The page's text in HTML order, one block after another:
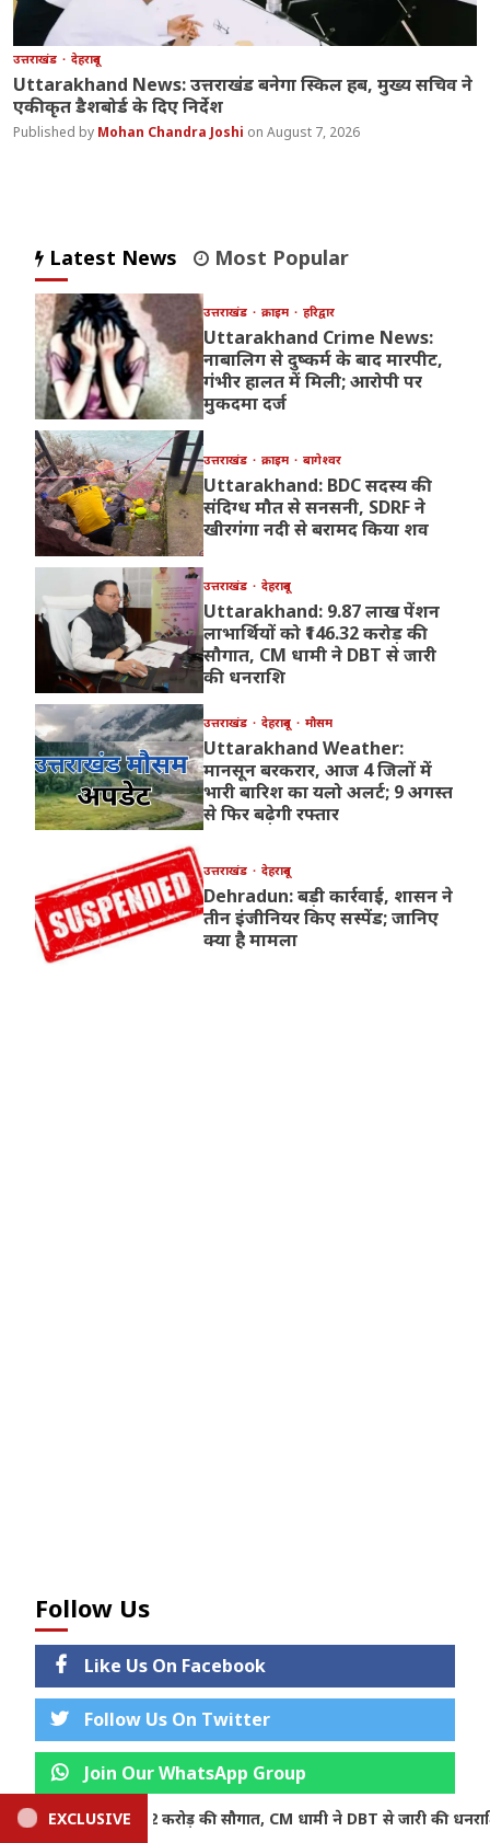
उत्तराखंड देहरादून
Uttarakhand News: उत्तराखंड बनेगा स्किल हब, मुख्य सचिव ने
एकीकृत डैशबोर्ड के दिए निर्देश
Mohan Chandra Joshi August 7, 2026
Latest News Most Popular
उत्तराखंड क्राइम हरिद्वार
Uttarakhand Crime News:
नाबालिग से दुष्कर्म के बाद मारपीट,
गंभीर हालत में मिली; आरोपी पर
मुकदमा दर्ज
उत्तराखंड क्राइम बागेश्वर
Uttarakhand: BDC सदस्य की
संदिग्ध मौत से सनसनी, SDRF ने
खीरगंगा नदी से बरामद किया शव
उत्तराखंड देहरादून
Uttarakhand: 9.87 लाख पेंशन
लाभार्थियों को ₹146.32 करोड़ की
सौगात, CM धामी ने DBT से जारी
की धनराशि
उत्तराखंड देहरादून मौसम
Uttarakhand Weather:
मानसून बरकरार, आज 4 जिलों में
भारी बारिश का यलो अलर्ट; 9 अगस्त
से फिर बढ़ेगी रफ्तार
उत्तराखंड देहरादून
Dehradun: बड़ी कार्रवाई, शासन ने
तीन इंजीनियर किए सस्पेंड; जानिए
क्या है मामला
Follow Us
Like Us On Facebook
Follow Us On Twitter
Join Our WhatsApp Group
Subscribe Our YouTube Channel
EXCLUSIVE
की धनराशि Uttarakhand Weather: मानसून बरकरार,